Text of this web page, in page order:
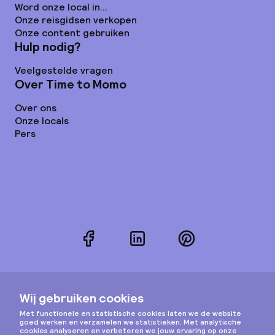
Word onze local in...
Onze reisgidsen verkopen
Onze content gebruiken
Hulp nodig?
Veelgestelde vragen
Over Time to Momo
Over ons
Onze locals
Pers
FacebookLinkedInPinterest
Instagram